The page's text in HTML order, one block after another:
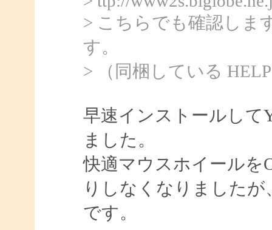
> こちらでも確認しま
す。
> （同梱している
早速インストールして
ました。
快適マウスホイールを
りしなくなりました
です。